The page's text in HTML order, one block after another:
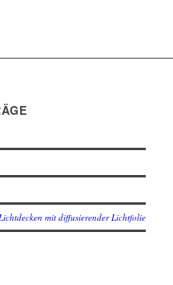
mit diffusierender Lichtfolie